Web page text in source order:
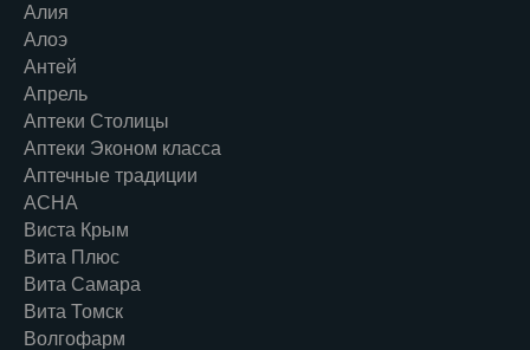
Алия
Алоэ
Антей
Апрель
Аптеки Столицы
Аптеки Эконом класса
Аптечные традиции
АСНА
Виста Крым
Вита Плюс
Вита Самара
Вита Томск
Волгофарм